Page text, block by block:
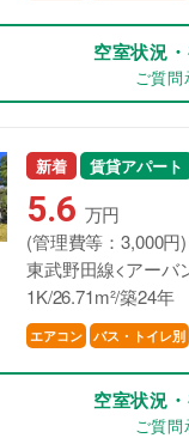
空室状況
ご質
新着 賃貸アパート
5.6 万円
(管理費等：3,000円)
東武野田線<アーバ
1K/26.71m²/築24年
エアコン バス・トイレ別
空室状況
ご質